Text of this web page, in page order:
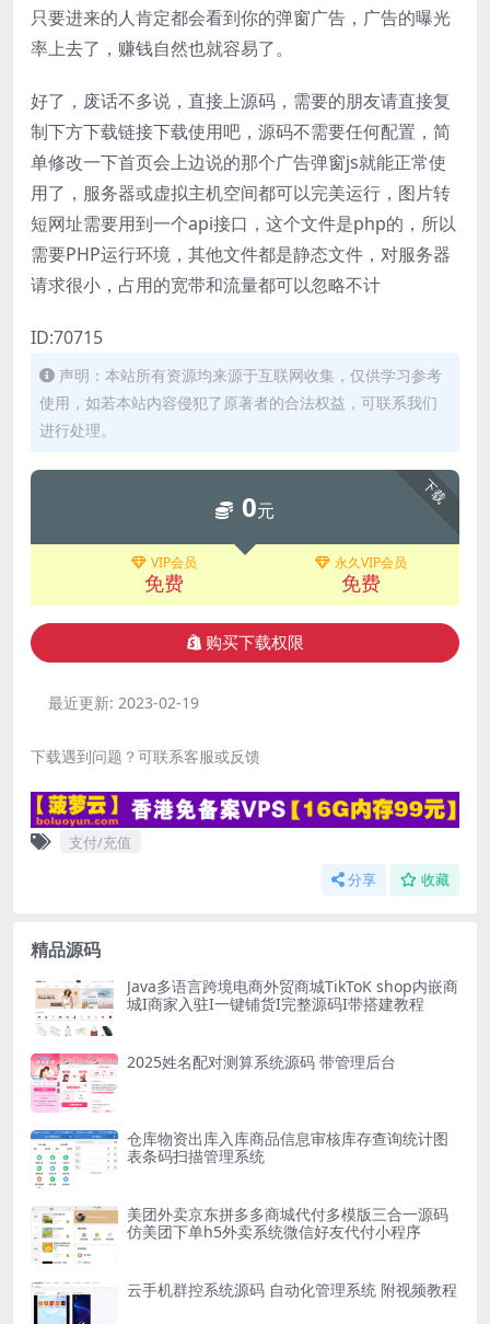
只要进来的人肯定都会看到你的弹窗广告，广告的曝光
率上去了，赚钱自然也就容易了。
好了，废话不多说，直接上源码，需要的朋友请直接复
制下方下载链接下载使用吧，源码不需要任何配置，简
单修改一下首页会上边说的那个广告弹窗js就能正常使
用了，服务器或虚拟主机空间都可以完美运行，图片转
短网址需要用到一个api接口，这个文件是php的，所以
需要PHP运行环境，其他文件都是静态文件，对服务器
请求很小，占用的宽带和流量都可以忽略不计
ID:70715
声明：本站所有资源均来源于互联网收集，仅供学习参考
使用，如若本站内容侵犯了原著者的合法权益，可联系我们
进行处理。
下载
0元
VIP会员
免费
永久VIP会员
免费
购买下载权限
最近更新: 2023-02-19
下载遇到问题？可联系客服或反馈
支付/充值
分享 收藏
精品源码
Java多语言跨境电商外贸商城TikToK shop内嵌商
城I商家入驻I一键铺货I完整源码I带搭建教程
2025姓名配对测算系统源码 带管理后台
仓库物资出库入库商品信息审核库存查询统计图
表条码扫描管理系统
美团外卖京东拼多多商城代付多模版三合一源码
仿美团下单h5外卖系统微信好友代付小程序
云手机群控系统源码 自动化管理系统 附视频教程